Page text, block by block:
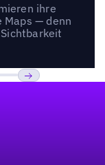
ihre
Maps — denn